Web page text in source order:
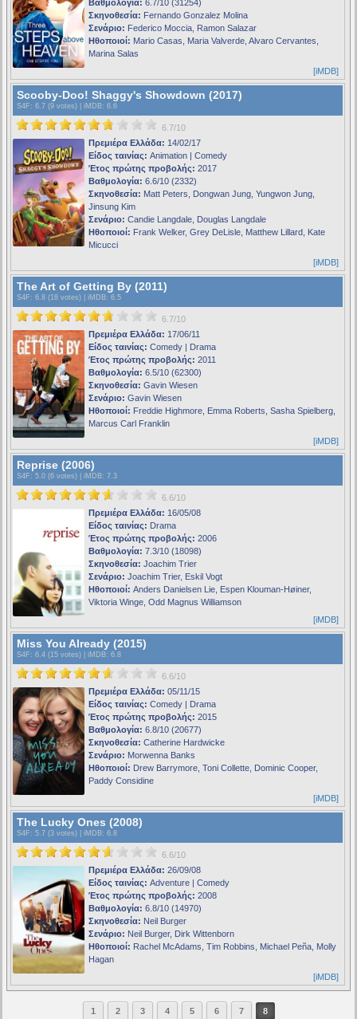
Βαθμολογία: 6.7/10 (31254)
Σκηνοθεσία: Fernando Gonzalez Molina
Σενάριο: Federico Moccia, Ramon Salazar
Ηθοποιοί: Mario Casas, Maria Valverde, Alvaro Cervantes,
Marina Salas
[iMDB]
Scooby-Doo! Shaggy's Showdown (2017)
S4F : 6.7 (9 votes) | iMDB: 6.6
6.7/10
Πρεμιέρα Ελλάδα: 14/02/17
Είδος ταινίας: Animation | Comedy
Έτος πρώτης προβολής: 2017
Βαθμολογία: 6.6/10 (2332)
Σκηνοθεσία: Matt Peters, Dongwan Jung, Yungwon Jung,
Jinsung Kim
Σενάριο: Candie Langdale, Douglas Langdale
Ηθοποιοί: Frank Welker, Grey DeLisle, Matthew Lillard, Kate
Micucci
[iMDB]
The Art of Getting By (2011)
S4F : 6.8 (18 votes) | iMDB: 6.5
6.7/10
Πρεμιέρα Ελλάδα: 17/06/11
Είδος ταινίας: Comedy | Drama
Έτος πρώτης προβολής: 2011
Βαθμολογία: 6.5/10 (62300)
Σκηνοθεσία: Gavin Wiesen
Σενάριο: Gavin Wiesen
Ηθοποιοί: Freddie Highmore, Emma Roberts, Sasha Spielberg,
Marcus Carl Franklin
[iMDB]
Reprise (2006)
S4F : 5.0 (6 votes) | iMDB: 7.3
6.6/10
Πρεμιέρα Ελλάδα: 16/05/08
Είδος ταινίας: Drama
Έτος πρώτης προβολής: 2006
Βαθμολογία: 7.3/10 (18098)
Σκηνοθεσία: Joachim Trier
Σενάριο: Joachim Trier, Eskil Vogt
Ηθοποιοί: Anders Danielsen Lie, Espen Klouman-Høiner,
Viktoria Winge, Odd Magnus Williamson
[iMDB]
Miss You Already (2015)
S4F : 6.4 (15 votes) | iMDB: 6.8
6.6/10
Πρεμιέρα Ελλάδα: 05/11/15
Είδος ταινίας: Comedy | Drama
Έτος πρώτης προβολής: 2015
Βαθμολογία: 6.8/10 (20677)
Σκηνοθεσία: Catherine Hardwicke
Σενάριο: Morwenna Banks
Ηθοποιοί: Drew Barrymore, Toni Collette, Dominic Cooper,
Paddy Considine
[iMDB]
The Lucky Ones (2008)
S4F : 5.7 (3 votes) | iMDB: 6.8
6.6/10
Πρεμιέρα Ελλάδα: 26/09/08
Είδος ταινίας: Adventure | Comedy
Έτος πρώτης προβολής: 2008
Βαθμολογία: 6.8/10 (14970)
Σκηνοθεσία: Neil Burger
Σενάριο: Neil Burger, Dirk Wittenborn
Ηθοποιοί: Rachel McAdams, Tim Robbins, Michael Peña, Molly
Hagan
[iMDB]
1 2 3 4 5 6 7 8